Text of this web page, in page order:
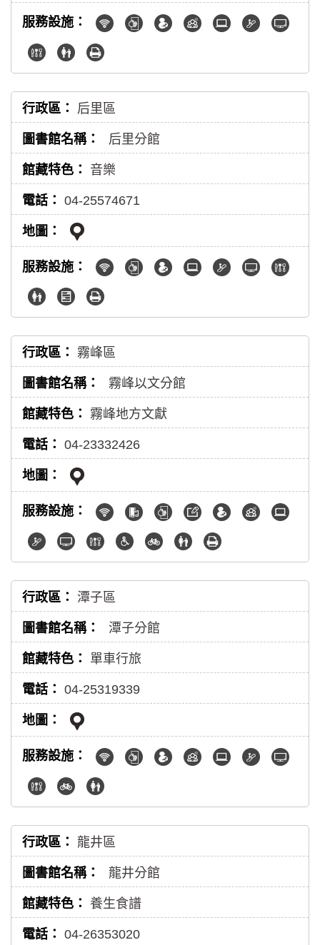
后里區
后里分館
音樂
04-25574671
霧峰區
霧峰以文分館
霧峰地方文獻
04-23332426
潭子區
潭子分館
單車行旅
04-25319339
龍井區
龍井分館
養生食譜
04-26353020